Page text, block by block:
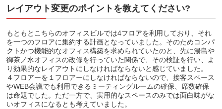
レイアウト変更のポイントを教えてください?
もともとこちらのオフィスビルでは4フロアを利用しており、それ
を一つのフロアに集約する計画となっていました。そのためコンパ
クトかつ機能的なオフィス構築を求められていたのと、先に湯島や
御茶ノ水オフィスの改修を行っていた関係で、その検証を行い、よ
り効果的なレイアウトにしなければならないと感じていました。
４フロアーを１フロアーにしなければならないので、接客スペース
やWEB会議でも利用できるミーティングルームの確保、席数確保
は命題でした。ただ一方で、実用的なスペースのみでは面白味がな
いオフィスになるとも考えていました。